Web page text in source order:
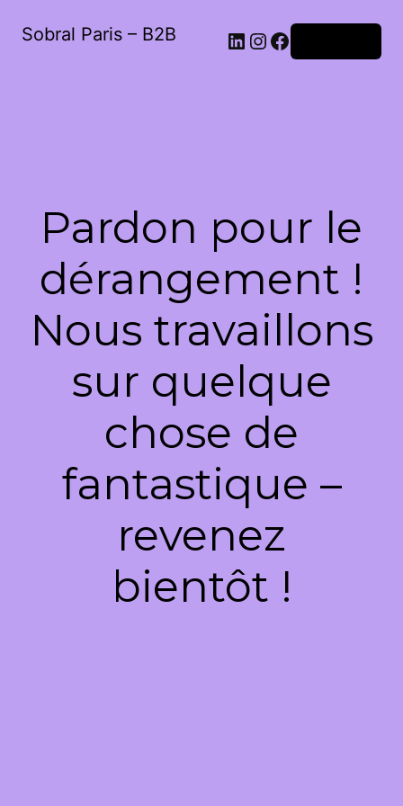
Sobral Paris – B2B LinkedIn
Instagram
Facebook
Pardon pour le
dérangement !
Nous travaillons
sur quelque
chose de
fantastique –
revenez
bientôt !